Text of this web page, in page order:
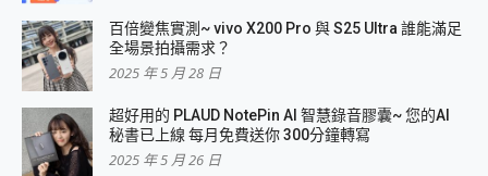
百倍變焦實測~ vivo X200 Pro 與 S25 Ultra 誰能滿足
全場景拍攝需求？
2025 年 5 月 28 日
超好用的 PLAUD NotePin AI 智慧錄音膠囊~ 您的AI
秘書已上線 每月免費送你 300分鐘轉寫
2025 年 5 月 26 日